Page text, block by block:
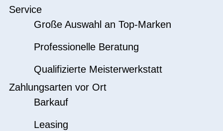
Service
Große Auswahl an Top-Marken
Professionelle Beratung
Qualifizierte Meisterwerkstatt
Zahlungsarten vor Ort
Barkauf
Leasing